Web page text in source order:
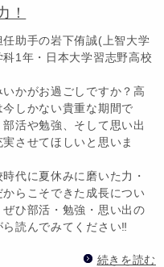
！
任助手の岩下侑誠(上智大学
1年・日本大学習志野高校
かがお過ごしですか？高
しかない貴重な期間で
活や勉強、そして思い出
させてほしいと思いま
代に夏休みに磨いた力・
らこそできた成長につい
ひ部活・勉強・思い出の
読んでみてください‼️
続きを読む